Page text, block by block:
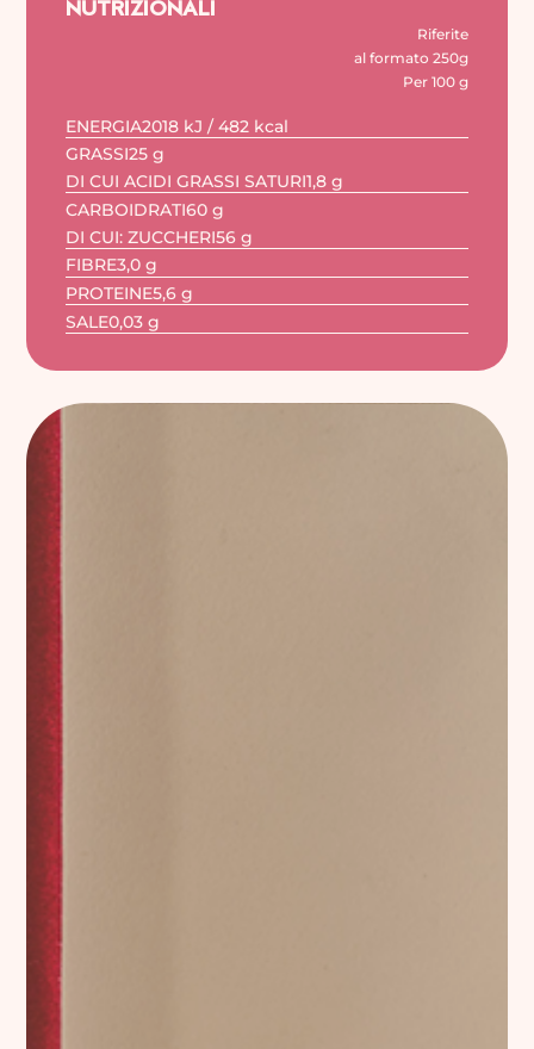
NUTRIZIONALI
Riferite
al formato 250g
Per 100 g
ENERGIA2018 kJ / 482 kcal
GRASSI25 g
DI CUI ACIDI GRASSI SATURI1,8 g
CARBOIDRATI60 g
DI CUI: ZUCCHERI56 g
FIBRE3,0 g
PROTEINE5,6 g
SALE0,03 g